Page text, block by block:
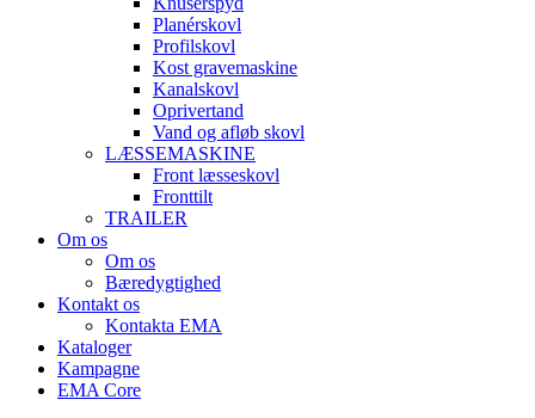
Planérskovl
Profilskovl
Kost gravemaskine
Kanalskovl
Oprivertand
Vand og afløb skovl
LÆSSEMASKINE
Front læsseskovl
Fronttilt
TRAILER
Om os
Om os
Bæredygtighed
Kontakt os
Kontakta EMA
Kataloger
Kampagne
EMA Core